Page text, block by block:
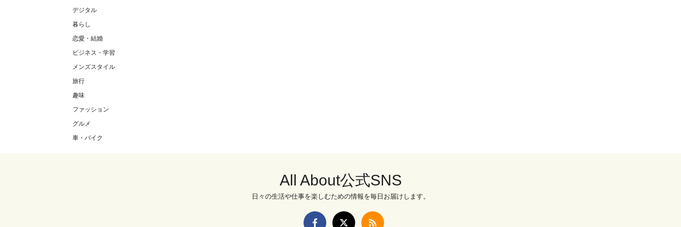
デジタル
暮らし
恋愛・結婚
ビジネス・学習
メンズスタイル
旅行
趣味
ファッション
グルメ
車・バイク
All About公式SNS
日々の生活や仕事を楽しむための情報を毎日お届けします。